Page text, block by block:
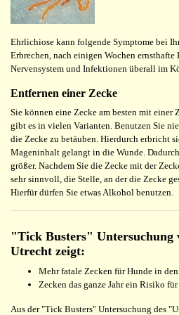
Ehrlichiose kann folgende Symptome bei
Erbrechen, nach einigen Wochen ernsthafte
Nervensystem und Infektionen überall im
Entfernen einer Zecke
Sie können eine Zecke am besten mit einer
gibt es in vielen Varianten. Benutzen Sie
die Zecke zu betäuben. Hierdurch erbricht
Mageninhalt gelangt in die Wunde.
größer. Nachdem Sie die Zecke mit der
sehr sinnvoll, die Stelle, an der die Zecke
Hierfür dürfen Sie etwas Alkohol benutzen.
"Tick Busters" Untersuchung
Utrecht zeigt:
Mehr fatale Zecken für Hunde in
Zecken das ganze Jahr ein Risiko
Aus der "Tick Busters" Untersuchung des